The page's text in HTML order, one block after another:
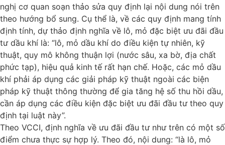
nghị cơ quan soạn thảo sửa quy định lại nội dung nói trên
theo hướng bổ sung. Cụ thể là, về các quy định mang tính
định tính, dự thảo định nghĩa về lô, mỏ đặc biệt ưu đãi đầu
tư dầu khí là: “lô, mỏ dầu khí do điều kiện tự nhiên, kỹ
thuật, quy mô không thuận lợi (nước sâu, xa bờ, địa chất
phức tạp), hiệu quả kinh tế rất hạn chế. Hoặc, các mỏ dầu
khí phải áp dụng các giải pháp kỹ thuật ngoài các biện
pháp kỹ thuật thông thường để gia tăng hệ số thu hồi dầu,
cần áp dụng các điều kiện đặc biệt ưu đãi đầu tư theo quy
định tại luật này”.
Theo VCCI, định nghĩa về ưu đãi đầu tư như trên có một số
điểm chưa thực sự hợp lý. Theo đó, nội dung: “là lô, mỏ